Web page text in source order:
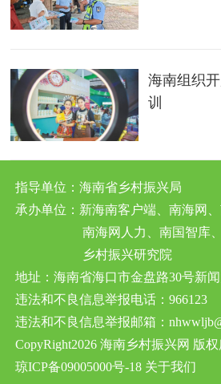
海南组织
训
指导单位：海南省乡村振兴局
承办单位：新海南客户端、南海网、
南海网人力、南国智库
乡村振兴研究院
地址：海南省海口市金盘路30号新
违法和不良信息举报电话：966123
违法和不良信息举报邮箱：
CopyRight2026 海南乡村振兴网 版
琼ICP备09005000号-18 关于我们